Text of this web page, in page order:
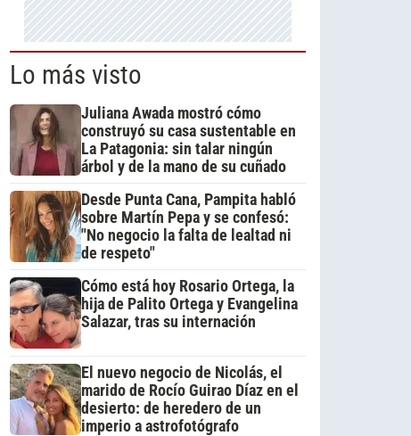
Lo más visto
Juliana Awada mostró cómo
construyó su casa sustentable en
La Patagonia: sin talar ningún
árbol y de la mano de su cuñado
Desde Punta Cana, Pampita habló
sobre Martín Pepa y se confesó:
"No negocio la falta de lealtad ni
de respeto"
Cómo está hoy Rosario Ortega, la
hija de Palito Ortega y Evangelina
Salazar, tras su internación
El nuevo negocio de Nicolás, el
marido de Rocío Guirao Díaz en el
desierto: de heredero de un
imperio a astrofotógrafo